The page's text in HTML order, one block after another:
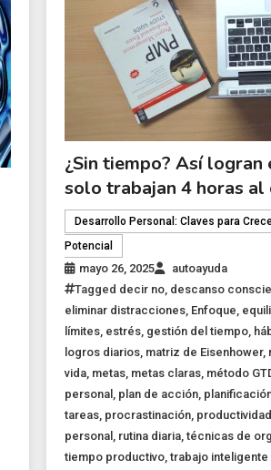
¿Sin tiempo? Así
solo trabajan 4 horas al
Desarrollo Personal: Claves para
Potencial
mayo 26, 2025
autoayuda
Tagged decir no, descanso
eliminar distracciones, Enfoque
límites, estrés, gestión del tiempo,
logros diarios, matriz de Eisenhower,
vida, metas, metas claras, método
personal, plan de acción,
tareas, procrastinación,
personal, rutina diaria,técnicas de
tiempo productivo,trabajo inteligente